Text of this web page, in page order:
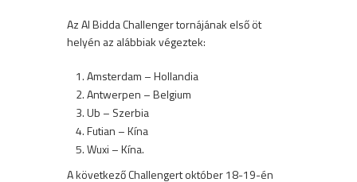
Az Al Bidda Challenger tornájának első öt
helyén az alábbiak végeztek:
Amsterdam – Hollandia
Antwerpen – Belgium
Ub – Szerbia
Futian – Kína
Wuxi – Kína.
A következő Challengert október 18-19-én